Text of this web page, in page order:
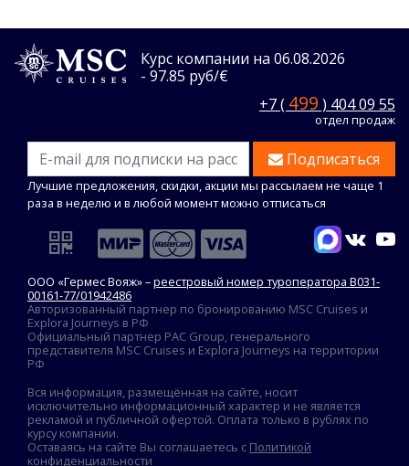
Курс компании на 06.08.2026
- 97.85 руб/€
+7 ( 499 ) 404 09 55
отдел продаж
Подписаться
Лучшие предложения, скидки, акции мы рассылаем не чаще 1
раза в неделю и в любой момент можно отписаться
ООО «Гермес Вояж» –реестровый номер туроператора В031-
00161-77/01942486
Авторизованный партнер по бронированию MSC Cruises и
Explora Journeys в РФ
Официальный партнер PAC Group, генерального
представителя MSC Cruises и Explora Journeys на территории
РФ
Вся информация, размещённая на сайте, носит
исключительно информационный характер и не является
рекламой и публичной офертой. Оплата только в рублях по
курсу компании.
Оставаясь на сайте Вы соглашаетесь с Политикой
конфиденциальности